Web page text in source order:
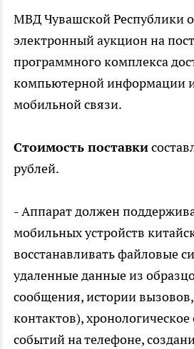
МВД Чувашской Республики
электронный аукцион на
программного комплекса
компьютерной информации
мобильной связи.
Стоимость поставки
рублей.
- Аппарат должен
мобильных устройств
восстанавливать файловые
удаленные данные из
сообщения, истории
контактов),
событий на телефоне,